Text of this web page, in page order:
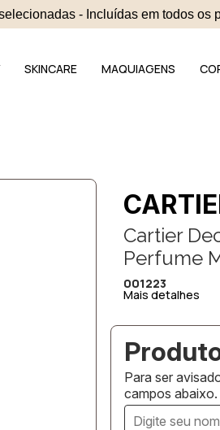
- Incluídas em todos os
SKINCARE MAQUIAGENS
Cartier
Perfume
001223
Mais detalhes
Para ser
campos abaixo.